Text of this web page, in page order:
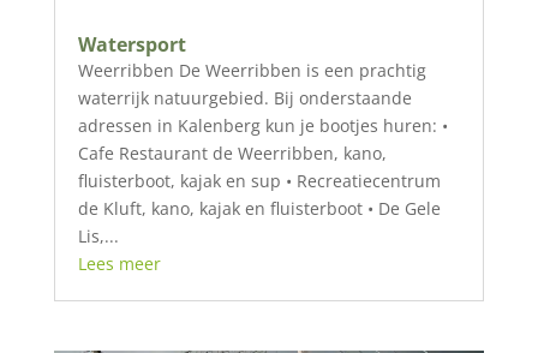
Watersport
Weerribben De Weerribben is een prachtig
waterrijk natuurgebied. Bij onderstaande
adressen in Kalenberg kun je bootjes huren: •
Cafe Restaurant de Weerribben, kano,
fluisterboot, kajak en sup • Recreatiecentrum
de Kluft, kano, kajak en fluisterboot • De Gele
Lis,...
Lees meer